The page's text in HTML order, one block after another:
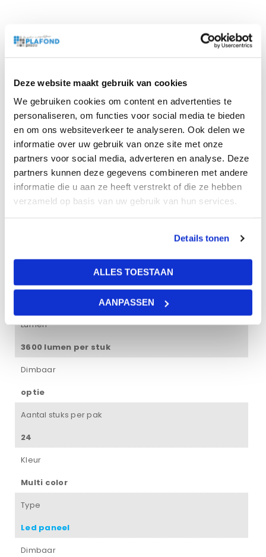
Deze website maakt gebruik van cookies
We gebruiken cookies om content en advertenties te
personaliseren, om functies voor social media te bieden
en om ons websiteverkeer te analyseren. Ook delen we
informatie over uw gebruik van onze site met onze
partners voor social media, adverteren en analyse. Deze
partners kunnen deze gegevens combineren met andere
informatie die u aan ze heeft verstrekt of die ze hebben
verzameld op basis van uw gebruik van hun services.
Details tonen
ALLES TOESTAAN
AANPASSEN
24 wolkenpanelen van wit aluminium.
De frames passen in een standaard systeemplafond met
de afmeting 600×600 mm. prints op hoogwaardige opaal
platen.
Desgewenst kunnen wij de installatie voor u regelen. Wij
werken met installateurs met veel plafondervaring en zij
kunnen uw wolkenplafond snel en vakkundig installeren.
Multi color
Lumen
3600 lumen per stuk
Dimbaar
optie
Aantal stuks per pak
24
Kleur
Multi color
Type
Led paneel
Dimbaar